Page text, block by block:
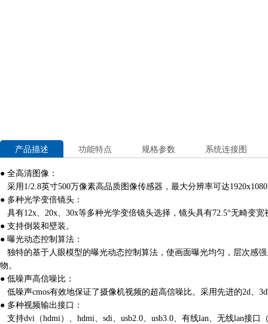
产品描述 功能特点 规格参数 系统连接图
● 全高清图像：
采用1/2.8英寸500万像素高品质图像传感器，最大分辨率可达
● 多种光学变倍镜头：
具有12x、20x、30x等多种光学变倍镜头选择，镜头具有72.5°无畸变宽
● 支持倒装和壁装。
● 曝光动态控制算法：
独特的基于人眼模型的曝光动态控制算法，使画面曝光均匀，层次感
物。
● 低噪声高信噪比：
低噪声cmos有效地保证了摄像机视频的超高信噪比。采用先进的2d、
● 多种视频输出接口：
支持dvi（hdmi）、hdmi、sdi、usb2.0、usb3.0、有线lan、无线lan接